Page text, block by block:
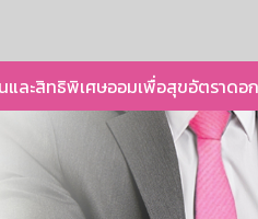
และสิทธิพิเศษออมเพื่อสุขอัตราดอ